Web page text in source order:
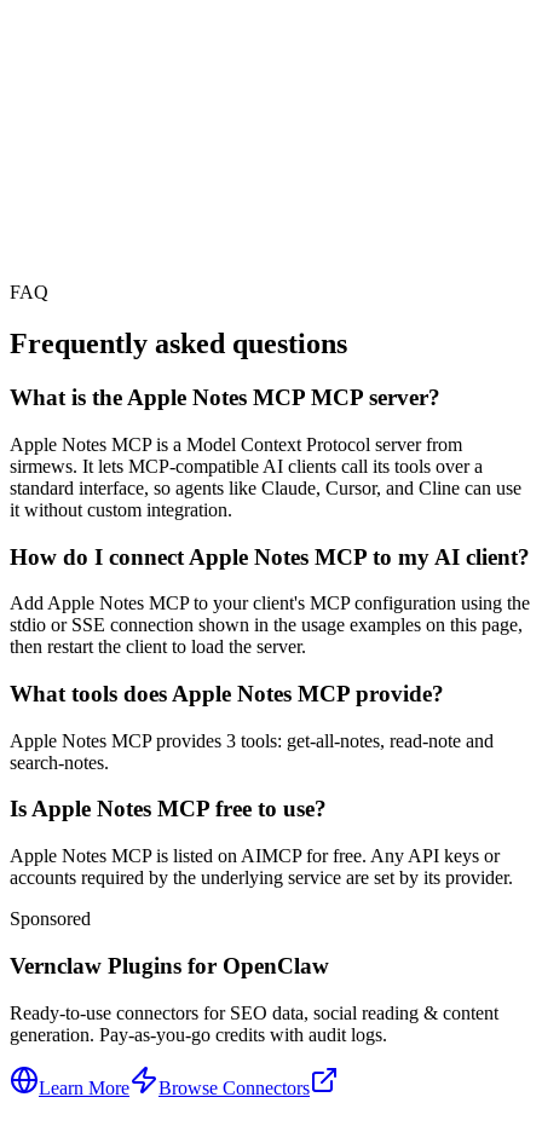
FAQ
Frequently asked questions
What is the Apple Notes MCP MCP server?
Apple Notes MCP is a Model Context Protocol server from
sirmews. It lets MCP-compatible AI clients call its tools over a
standard interface, so agents like Claude, Cursor, and Cline can use
it without custom integration.
How do I connect Apple Notes MCP to my AI client?
Add Apple Notes MCP to your client's MCP configuration using the
stdio or SSE connection shown in the usage examples on this page,
then restart the client to load the server.
What tools does Apple Notes MCP provide?
Apple Notes MCP provides 3 tools: get-all-notes, read-note and
search-notes.
Is Apple Notes MCP free to use?
Apple Notes MCP is listed on AIMCP for free. Any API keys or
accounts required by the underlying service are set by its provider.
Sponsored
Vernclaw Plugins for OpenClaw
Ready-to-use connectors for SEO data, social reading & content
generation. Pay-as-you-go credits with audit logs.
Learn More Browse Connectors